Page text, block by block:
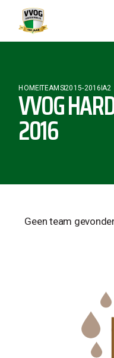
HOMETEAMS2015-2016 A2
VVOG
2016
Geen team